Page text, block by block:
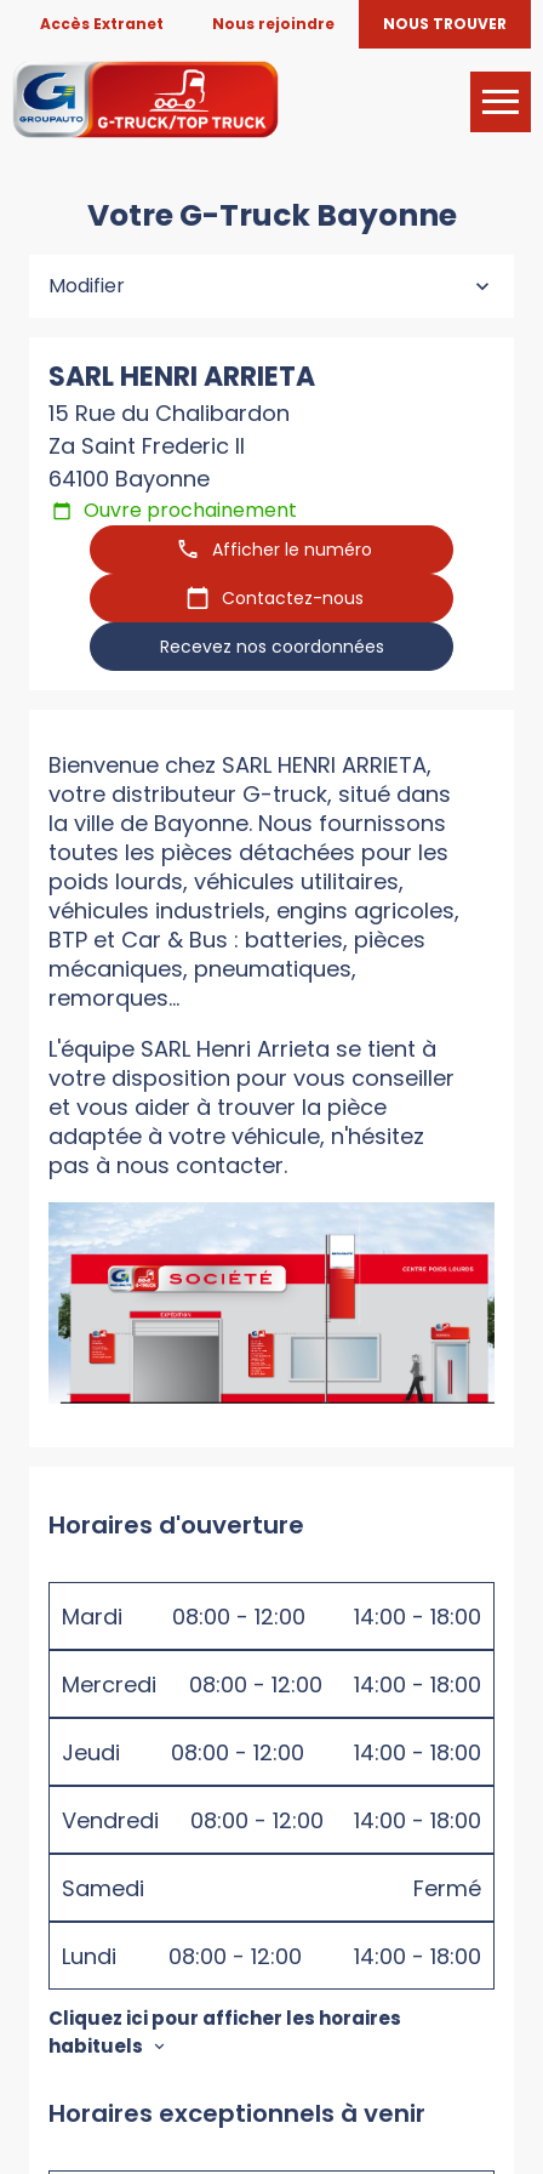
Accès Extranet Nous rejoindre NOUS TROUVER
Votre G-Truck Bayonne
Modifier
SARL HENRI ARRIETA
15 Rue du Chalibardon
Za Saint Frederic II
64100 Bayonne
Ouvre prochainement
Afficher le numéro
Contactez-nous
Recevez nos coordonnées
Bienvenue chez SARL HENRI ARRIETA,
votre distributeur G-truck, situé dans
la ville de Bayonne. Nous fournissons
toutes les pièces détachées pour les
poids lourds, véhicules utilitaires,
véhicules industriels, engins agricoles,
BTP et Car & Bus : batteries, pièces
mécaniques, pneumatiques,
remorques...
L'équipe SARL Henri Arrieta se tient à
votre disposition pour vous conseiller
et vous aider à trouver la pièce
adaptée à votre véhicule, n'hésitez
pas à nous contacter.
Horaires d'ouverture
Mardi 08:00 - 12:00 14:00 - 18:00
Mercredi 08:00 - 12:00 14:00 - 18:00
Jeudi 08:00 - 12:00 14:00 - 18:00
Vendredi 08:00 - 12:00 14:00 - 18:00
Samedi Fermé
Lundi 08:00 - 12:00 14:00 - 18:00
Cliquez ici pour afficher les horaires
habituels
Horaires exceptionnels à venir